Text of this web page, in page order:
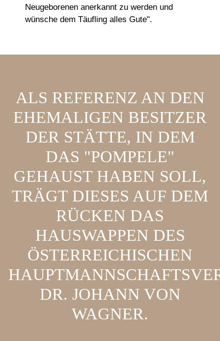
Neugeborenen anerkannt zu werden und
wünsche dem Täufling alles Gute".
ALS REFERENZ AN DEN
EHEMALIGEN BESITZER
DER STÄTTE, IN DEM
DAS "POMPELE"
GEHAUST HABEN SOLL,
TRÄGT DIESES AUF DEM
RÜCKEN DAS
HAUSWAPPEN DES
ÖSTERREICHISCHEN
DR. JOHANN VON
WAGNER.